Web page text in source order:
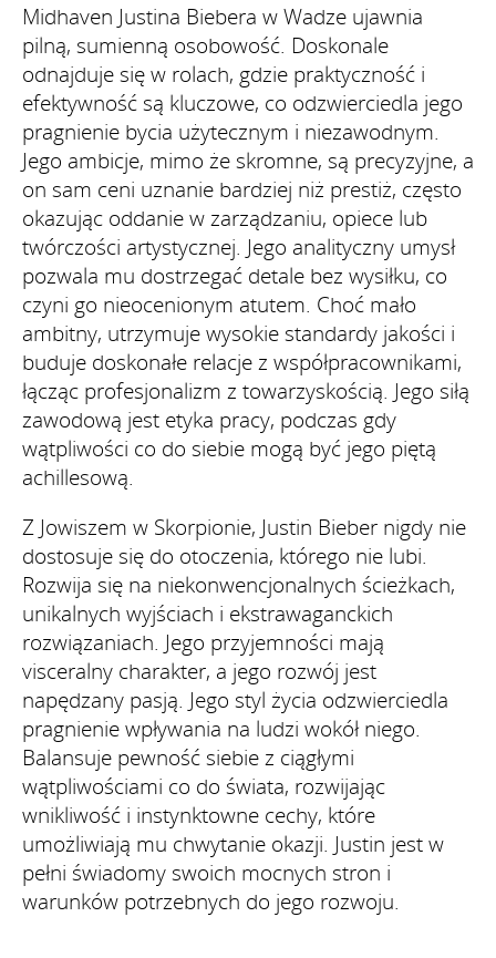
Midhaven Justina Biebera w Wadze ujawnia
pilną, sumienną osobowość. Doskonale
odnajduje się w rolach, gdzie praktyczność i
efektywność są kluczowe, co odzwierciedla jego
pragnienie bycia użytecznym i niezawodnym.
Jego ambicje, mimo że skromne, są precyzyjne, a
on sam ceni uznanie bardziej niż prestiż, często
okazując oddanie w zarządzaniu, opiece lub
twórczości artystycznej. Jego analityczny umysł
pozwala mu dostrzegać detale bez wysiłku, co
czyni go nieocenionym atutem. Choć mało
ambitny, utrzymuje wysokie standardy jakości i
buduje doskonałe relacje z współpracownikami,
łącząc profesjonalizm z towarzyskością. Jego siłą
zawodową jest etyka pracy, podczas gdy
wątpliwości co do siebie mogą być jego piętą
achillesową.
Z Jowiszem w Skorpionie, Justin Bieber nigdy nie
dostosuje się do otoczenia, którego nie lubi.
Rozwija się na niekonwencjonalnych ścieżkach,
unikalnych wyjściach i ekstrawaganckich
rozwiązaniach. Jego przyjemności mają
visceralny charakter, a jego rozwój jest
napędzany pasją. Jego styl życia odzwierciedla
pragnienie wpływania na ludzi wokół niego.
Balansuje pewność siebie z ciągłymi
wątpliwościami co do świata, rozwijając
wnikliwość i instynktowne cechy, które
umożliwiają mu chwytanie okazji. Justin jest w
pełni świadomy swoich mocnych stron i
warunków potrzebnych do jego rozwoju.